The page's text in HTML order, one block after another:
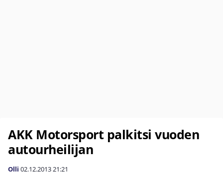
AKK Motorsport palkitsi vuoden
autourheilijan
Olli 02.12.201321:21